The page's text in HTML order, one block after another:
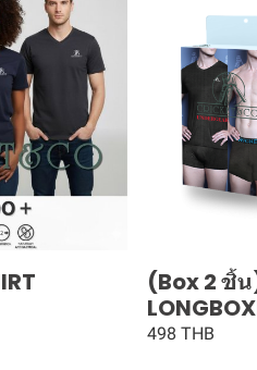
(Box 2 ชิ้
498 THB